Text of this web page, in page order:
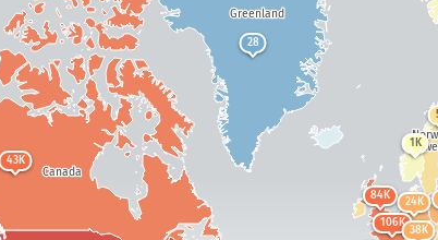
Canada
Greenland
43K
24K
106K
28
38K
1K
84K